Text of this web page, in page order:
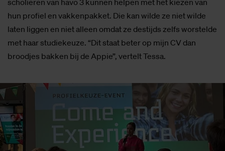
scholieren van havo 3 kunnen helpen met het kiezen van
hun profiel en vakkenpakket. Die kan wilde ze niet wilde
laten liggen en niet alleen omdat ze destijds zelfs worstelde
met haar studiekeuze. “Dit staat beter op mijn CV dan
broodjes bakken bij de Appie”, vertelt Tessa.